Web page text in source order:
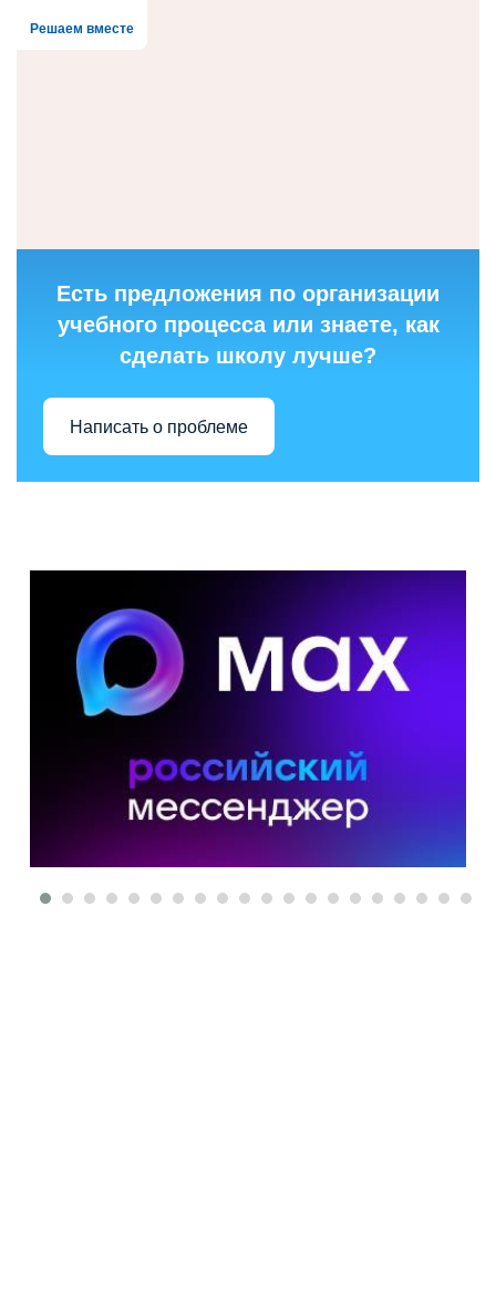
Решаем вместе
Есть предложения по организации
учебного процесса или знаете, как
сделать школу лучше?
Написать о проблеме